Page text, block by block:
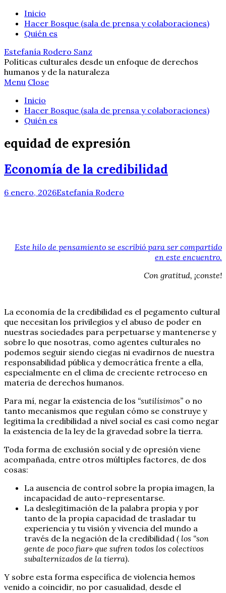
Inicio
Hacer Bosque (sala de prensa y colaboraciones)
Quién es
Estefanía Rodero Sanz
Políticas culturales desde un enfoque de derechos
humanos y de la naturaleza
Menu Close
Inicio
Hacer Bosque (sala de prensa y colaboraciones)
Quién es
equidad de expresión
Economía de la credibilidad
6 enero, 2026Estefanía Rodero
Este hilo de pensamiento se escribió para ser compartido
en este encuentro.
Con gratitud, ¡conste!
La economía de la credibilidad es el pegamento cultural
que necesitan los privilegios y el abuso de poder en
nuestras sociedades para perpetuarse y mantenerse y
sobre lo que nosotras, como agentes culturales no
podemos seguir siendo ciegas ni evadirnos de nuestra
responsabilidad pública y democrática frente a ella,
especialmente en el clima de creciente retroceso en
materia de derechos humanos.
Para mí, negar la existencia de los “sutilísimos” o no
tanto mecanismos que regulan cómo se construye y
legitima la credibilidad a nivel social es casi como negar
la existencia de la ley de la gravedad sobre la tierra.
Toda forma de exclusión social y de opresión viene
acompañada, entre otros múltiples factores, de dos
cosas:
La ausencia de control sobre la propia imagen, la
incapacidad de auto-representarse.
La deslegitimación de la palabra propia y por
tanto de la propia capacidad de trasladar tu
experiencia y tu visión y vivencia del mundo a
través de la negación de la credibilidad ( los “son
gente de poco fiar» que sufren todos los colectivos
subalternizados de la tierra).
Y sobre esta forma específica de violencia hemos
venido a coincidir, no por casualidad, desde el